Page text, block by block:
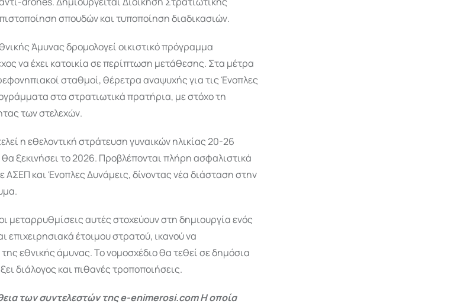
σπουδών και τυποποίηση διαδικασιών.
Άμυνας δρομολογεί οικιστικό πρόγραμμα
να έχει κατοικία σε περίπτωση μετάθεσης. Στα μέτρα
σταθμοί, θέρετρα αναψυχής για τις Ένοπλες
στα στρατιωτικά πρατήρια, με στόχο τη
των στελεχών.
η εθελοντική στράτευση γυναικών ηλικίας 20-26
ξεκινήσει το 2026. Προβλέπονται πλήρη ασφαλιστικά
ΑΣΕΠ και Ένοπλες Δυνάμεις, δίνοντας νέα διάσταση στην
μεταρρυθμίσεις αυτές στοχεύουν στη δημιουργία ενός
επιχειρησιακά έτοιμου στρατού, ικανού να
εθνικής άμυνας. Το νομοσχέδιο θα τεθεί σε δημόσια
διάλογος και πιθανές τροποποιήσεις.
των συντελεστών της e-enimerosi.com Η οποία